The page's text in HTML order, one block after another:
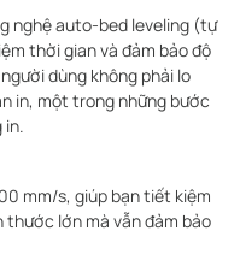
nghệ auto-bed leveling (tự
thời gian và đảm bảo độ
dùng không phải lo
in, một trong những bước
in.
mm/s, giúp bạn tiết kiệm
thước lớn mà vẫn đảm bảo